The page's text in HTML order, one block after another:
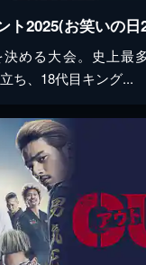
ト2025(お笑いの日
決める大会。史上最
ち、18代目キング...